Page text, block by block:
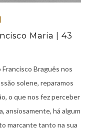
Maria | 43
Braguês nos
solene, reparamos
o que nos fez perceber
ansiosamente, há algum
marcante tanto na sua